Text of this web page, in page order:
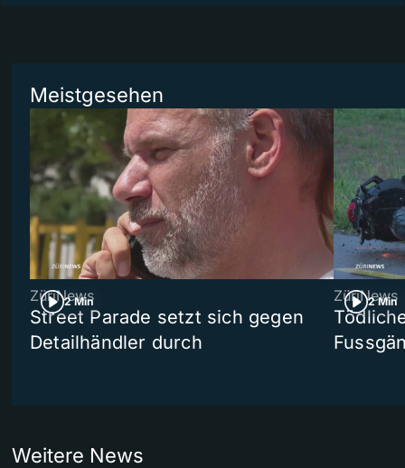
Meistgesehen
2 Min
ZüriNews
Street Parade setzt sich gegen
Detailhändler durch
2 Min
ZüriNews
Weitere News